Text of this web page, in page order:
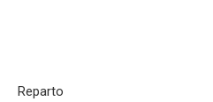
Reparto